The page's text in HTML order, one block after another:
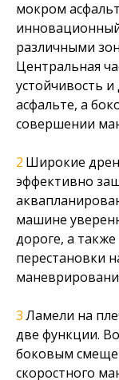
мокром
различными
Центральная
устойчивость
асфальте, а
совершении
Широкие
эффективно
машине
дороге, а
перестановки
Ламели на
две функции.
боковым
скоростного